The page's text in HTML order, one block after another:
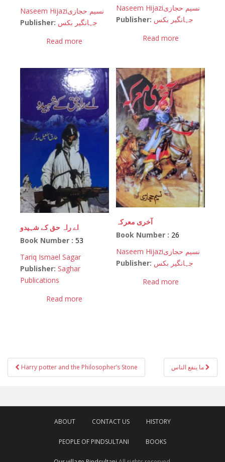
Naseem Hijaziنسیم حجازی
Publisher: جہانگیر بکس
Read more
Naseem Hijaziنسیم حجازی
Publisher: جہانگیر بکس
Read more
اے راہ حق کے شہیدو
Book Number : 53
Tariq Ismael Sagar
Publisher: Saghar
Publications
Read more
آخری معرکہ
Book Number : 26
Naseem Hijaziنسیم حجازی
Publisher: جہانگیر بکس
Read more
Post
navigation
Harry potter and the Philosopher’s Stone
ABOUT CONTACT US HISTORY
PEOPLE OF PINDSULTANI BOOKS